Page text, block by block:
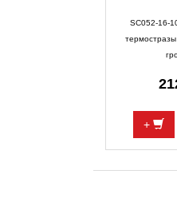
SC052-16-
+